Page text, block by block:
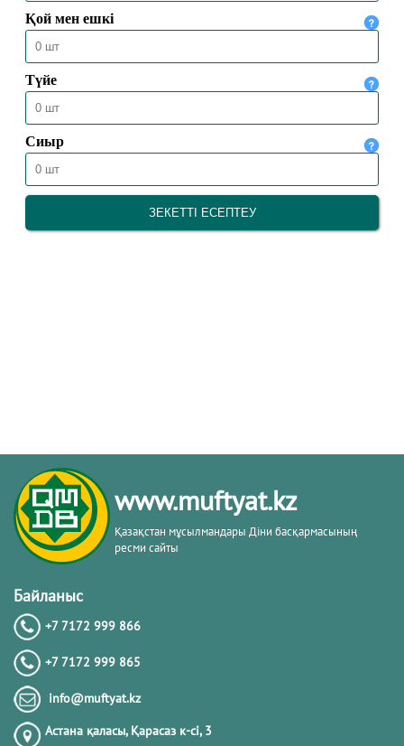
www.muftyat.kz
Қазақстан мұсылмандары Діни басқармасының
ресми сайты
Байланыс
+7 7172 999 866
+7 7172 999 865
info@muftyat.kz
Астана қаласы, Қарасаз к-сi, 3